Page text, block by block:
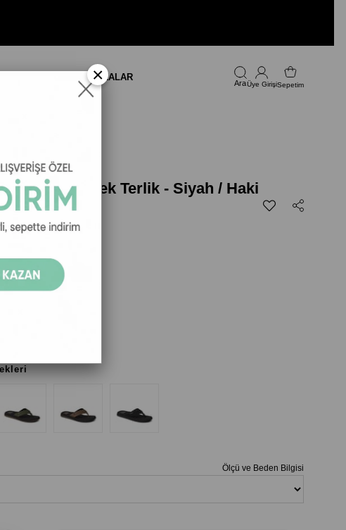
MARKALAR
Üye GirişiSepetim
Layback Erkek Terlik - Siyah / Haki
₺1.499,00
Erkek Terlik
Ölçü ve Beden Bilgisi
×